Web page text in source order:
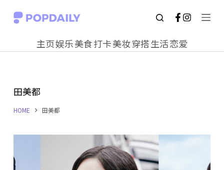
S
o
c
t
主页娱乐美食打卡美妆穿搭生活恋爱
田美都
HOME 田美都